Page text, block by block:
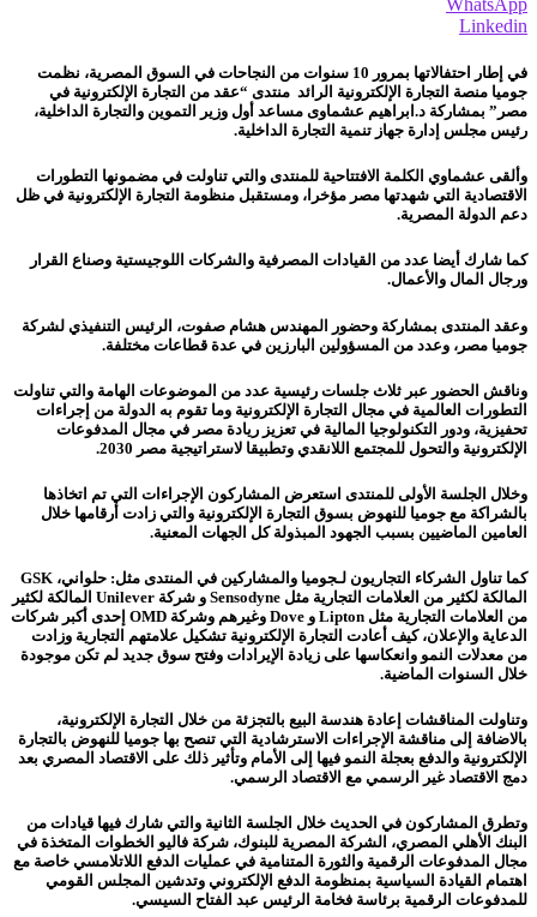
Linkedin
في إطار احتفالاتها بمرور 10 سنوات من النجاحات في السوق المصرية، نظمت
جوميا منصة التجارة الإلكترونية الرائد منتدى “عقد من التجارة الإلكترونية في
مصر” بمشاركة د.ابراهيم عشماوى مساعد أول وزير التموين والتجارة الداخلية،
رئيس مجلس إدارة جهاز تنمية التجارة الداخلية.
وألقى عشماوي الكلمة الافتتاحية للمنتدى والتي تناولت في مضمونها التطورات
الاقتصادية التي شهدتها مصر مؤخرا، ومستقبل منظومة التجارة الإلكترونية في ظل
دعم الدولة المصرية.
كما شارك أيضا عدد من القيادات المصرفية والشركات اللوجيستية وصناع القرار
ورجال المال والأعمال.
وعقد المنتدى بمشاركة وحضور المهندس هشام صفوت، الرئيس التنفيذي لشركة
جوميا مصر، وعدد من المسؤولين البارزين في عدة قطاعات مختلفة.
وناقش الحضور عبر ثلاث جلسات رئيسية عدد من الموضوعات الهامة والتي تناولت
التطورات العالمية في مجال التجارة الإلكترونية وما تقوم به الدولة من إجراءات
تحفيزية، ودور التكنولوجيا المالية في تعزيز ريادة مصر في مجال المدفوعات
الإلكترونية والتحول للمجتمع اللانقدي وتطبيقا لاستراتيجية مصر 2030.
وخلال الجلسة الأولى للمنتدى استعرض المشاركون الإجراءات التي تم اتخاذها
بالشراكة مع جوميا للنهوض بسوق التجارة الإلكترونية والتي زادت أرقامها خلال
العامين الماضيين بسبب الجهود المبذولة كل الجهات المعنية.
كما تناول الشركاء التجاريون لـجوميا والمشاركين في المنتدى مثل: حلواني، GSK
المالكة لكثير من العلامات التجارية مثل Sensodyne و شركة Unilever المالكة لكثير
من العلامات التجارية مثل Lipton و Dove وغيرهم وشركة OMD إحدى أكبر شركات
الدعاية والإعلان، كيف أعادت التجارة الإلكترونية تشكيل علامتهم التجارية وزادت
من معدلات النمو وانعكاسها على زيادة الإيرادات وفتح سوق جديد لم تكن موجودة
خلال السنوات الماضية.
وتناولت المناقشات إعادة هندسة البيع بالتجزئة من خلال التجارة الإلكترونية،
بالاضافة إلى مناقشة الإجراءات الاسترشادية التي تنصح بها جوميا للنهوض بالتجارة
الإلكترونية والدفع بعجلة النمو فيها إلى الأمام وتأثير ذلك على الاقتصاد المصري بعد
دمج الاقتصاد غير الرسمي مع الاقتصاد الرسمي.
وتطرق المشاركون في الحديث خلال الجلسة الثانية والتي شارك فيها قيادات من
البنك الأهلي المصري، الشركة المصرية للبنوك، شركة فاليو الخطوات المتخذة في
مجال المدفوعات الرقمية والثورة المتنامية في عمليات الدفع اللاتلامسي خاصة مع
اهتمام القيادة السياسية بمنظومة الدفع الإلكتروني وتدشين المجلس القومي
للمدفوعات الرقمية برئاسة فخامة الرئيس عبد الفتاح السيسي.